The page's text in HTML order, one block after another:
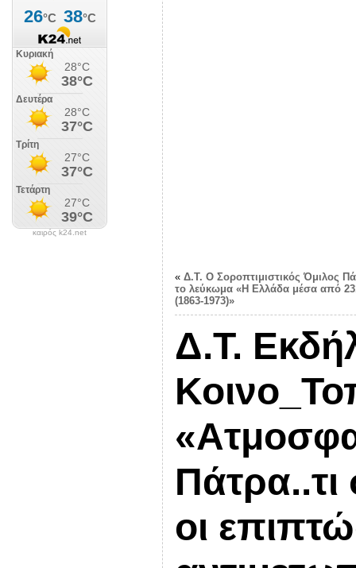
καιρός k24.net
« Δ.Τ. Ο Σοροπτιμιστικός Όμιλος
το λεύκωμα «Η Ελλάδα μέσα από
(1863-1973)»
Δ.Τ.
Πάτρα..τι
οι